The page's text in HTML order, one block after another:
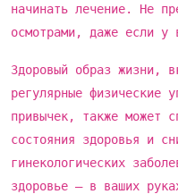
начинать лечение. Не
осмотрами, даже если у
Здоровый образ жизни,
регулярные физические
привычек, также может
состояния здоровья и
гинекологических
здоровье – в ваших